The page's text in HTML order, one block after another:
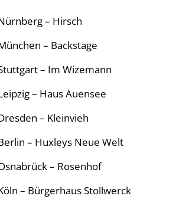
– Hirsch
– Backstage
– Im Wizemann
– Haus Auensee
– Kleinvieh
– Huxleys Neue Welt
– Rosenhof
– Bürgerhaus Stollwerck